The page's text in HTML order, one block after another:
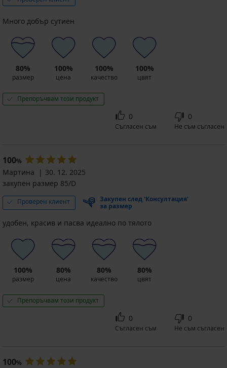
Много добър сутиен
80%
размер
100%
цена
100%
качество
100%
цвят
Препоръчвам този продукт
0
Съгласен съм
0
Не съм съгласен
100%
Мартина
30. 12. 2025
закупен размер 85/D
Проверен клиент
Закупен след 'Консултация'
за размер
удобен, красив и пасва идеално по тялото
100%
размер
80%
цена
80%
качество
80%
цвят
Препоръчвам този продукт
0
Съгласен съм
0
Не съм съгласен
100%